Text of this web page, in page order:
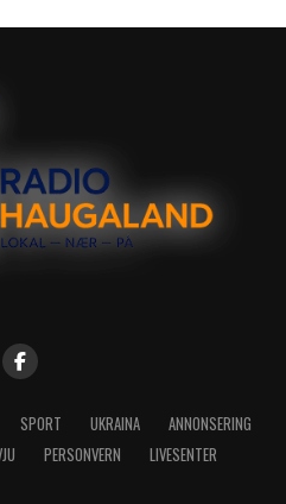
SPORT UKRAINA
ANNONSERING
PERSONVERN LIVESENTER